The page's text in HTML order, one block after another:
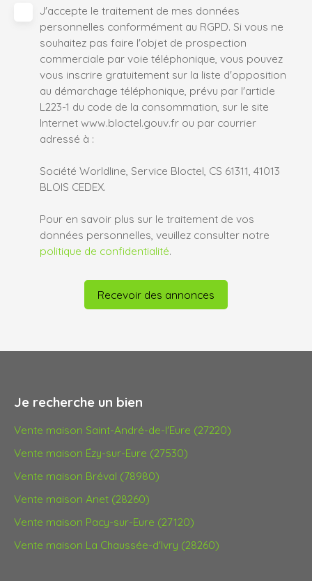
J'accepte le traitement de mes données
personnelles conformément au RGPD. Si vous ne
souhaitez pas faire l'objet de prospection
commerciale par voie téléphonique, vous pouvez
vous inscrire gratuitement sur la liste d'opposition
au démarchage téléphonique, prévu par l'article
L223-1 du code de la consommation, sur le site
Internet www.bloctel.gouv.fr ou par courrier
adressé à :
Société Worldline, Service Bloctel, CS 61311, 41013
BLOIS CEDEX.
Pour en savoir plus sur le traitement de vos
données personnelles, veuillez consulter notre
politique de confidentialité.
Recevoir des annonces
Je recherche un bien
Vente maison Saint-André-de-l'Eure (27220)
Vente maison Ézy-sur-Eure (27530)
Vente maison Bréval (78980)
Vente maison Anet (28260)
Vente maison Pacy-sur-Eure (27120)
Vente maison La Chaussée-d'Ivry (28260)